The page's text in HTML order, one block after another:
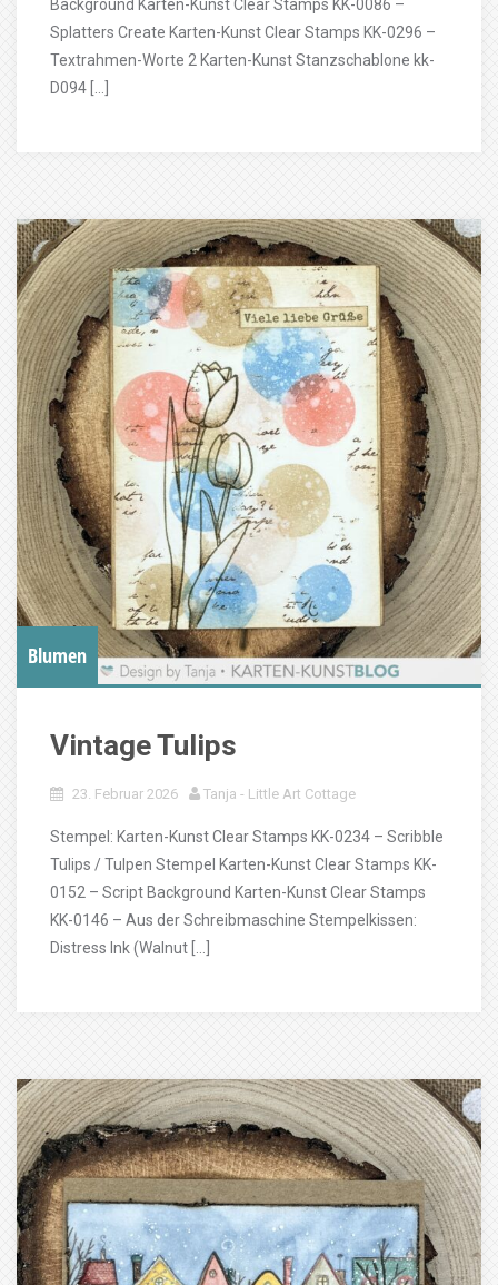
Background Karten-Kunst Clear Stamps KK-0086 –
Splatters Create Karten-Kunst Clear Stamps KK-0296 –
Textrahmen-Worte 2 Karten-Kunst Stanzschablone kk-
D094 […]
Blumen
Vintage Tulips
23. Februar 2026 Tanja - Little Art Cottage
Stempel: Karten-Kunst Clear Stamps KK-0234 – Scribble
Tulips / Tulpen Stempel Karten-Kunst Clear Stamps KK-
0152 – Script Background Karten-Kunst Clear Stamps
KK-0146 – Aus der Schreibmaschine Stempelkissen:
Distress Ink (Walnut […]